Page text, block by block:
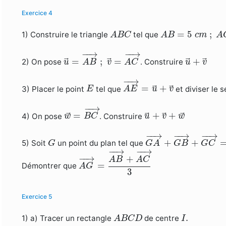
Exercice 4
1) Construire le triangleABC
A BCtel que AB = 5 cm ; A
A B= cm; A C =
2) On poseu =
−
−→
AB ; v =
−
−→
AC
=AB→ =AC
. Construire u + v
u → +v
3) Placer le pointE
Etel que
−
−→
AE = u + v
AE→
et diviser le
4) On posew =
−
−→
BC
C
. Construireu + v + w
u → +v →+
5) Soit G
G un point du plan tel que
−
−→
GA +
−
−→
GB +
−
−→
GC
→ B→ C→
Démontrer que
−
−→
AG =
−
−→
AB +
−
−→
AC
3
AG→=AB→ +AC→3
Exercice 5
1) a) Tracer un rectangleABCD
A BCD de centre I.
I.